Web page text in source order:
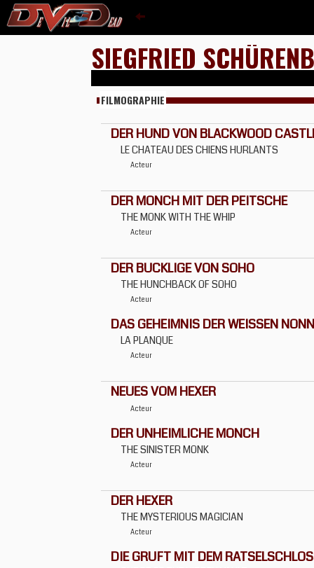
SIEGFRIED
FILMOGRAPHIE
DER HUND VON BLACKWOOD
LE CHATEAU DES CHIENS HURLANTS
Acteur
DER MONCH MIT DER PEITSCHE
THE MONK WITH THE WHIP
Acteur
DER BUCKLIGE VON SOHO
THE HUNCHBACK OF SOHO
Acteur
DAS GEHEIMNIS DER WEISSEN
LA PLANQUE
Acteur
NEUES VOM HEXER
Acteur
DER UNHEIMLICHE MONCH
THE SINISTER MONK
Acteur
DER HEXER
THE MYSTERIOUS MAGICIAN
Acteur
DIE GRUFT MIT DEM